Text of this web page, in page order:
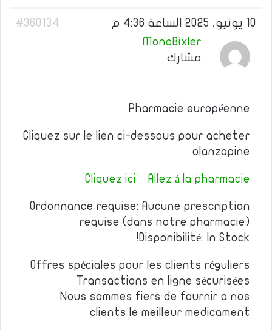
10 يونيو، 2025 الساعة 4:36 م
#360134
MonaBixler
مشارك
Pharmacie européenne
Cliquez sur le lien ci-dessous pour acheter
olanzapine
Cliquez ici – Allez à la pharmacie
Ordonnance requise: Aucune prescription
requise (dans notre pharmacie)
Disponibilité: In Stock!
Offres spéciales pour les clients réguliers
Transactions en ligne sécurisées
Nous sommes fiers de fournir a nos
clients le meilleur medicament